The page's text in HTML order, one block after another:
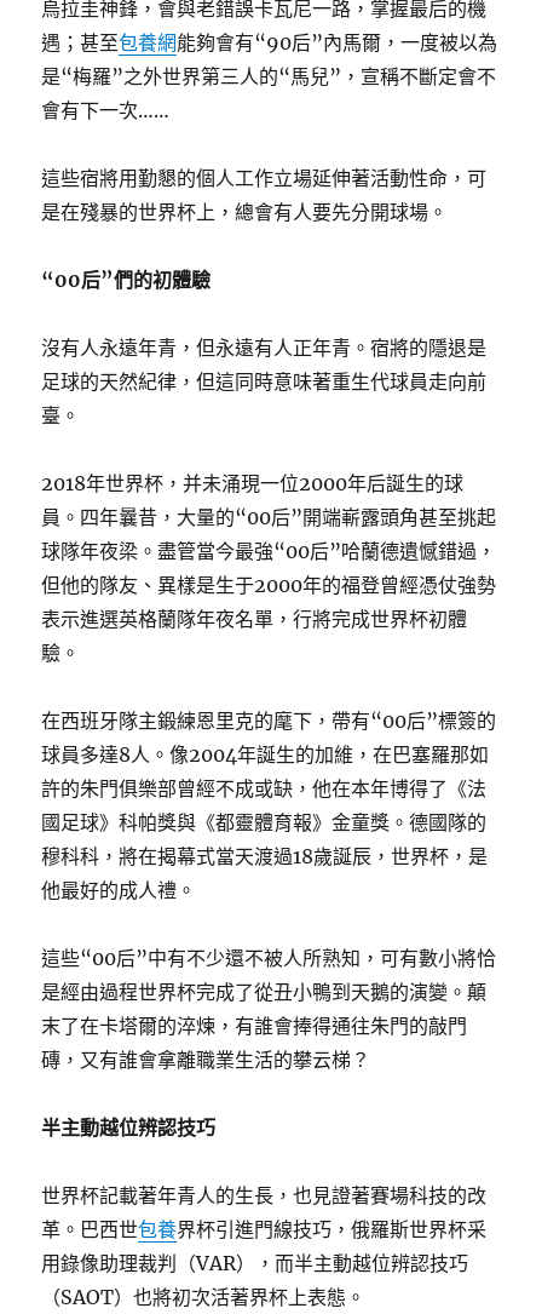
烏拉圭神鋒，會與老錯誤卡瓦尼一路，掌握最后的機
遇；甚至包養網能夠會有“90后”內馬爾，一度被以為
是“梅羅”之外世界第三人的“馬兒”，宣稱不斷定會不
會有下一次……
這些宿將用勤懇的個人工作立場延伸著活動性命，可
是在殘暴的世界杯上，總會有人要先分開球場。
“00后”們的初體驗
沒有人永遠年青，但永遠有人正年青。宿將的隱退是
足球的天然紀律，但這同時意味著重生代球員走向前
臺。
2018年世界杯，并未涌現一位2000年后誕生的球
員。四年曩昔，大量的“00后”開端嶄露頭角甚至挑起
球隊年夜梁。盡管當今最強“00后”哈蘭德遺憾錯過，
但他的隊友、異樣是生于2000年的福登曾經憑仗強勢
表示進選英格蘭隊年夜名單，行將完成世界杯初體
驗。
在西班牙隊主鍛練恩里克的麾下，帶有“00后”標簽的
球員多達8人。像2004年誕生的加維，在巴塞羅那如
許的朱門俱樂部曾經不成或缺，他在本年博得了《法
國足球》科帕獎與《都靈體育報》金童獎。德國隊的
穆科科，將在揭幕式當天渡過18歲誕辰，世界杯，是
他最好的成人禮。
這些“00后”中有不少還不被人所熟知，可有數小將恰
是經由過程世界杯完成了從丑小鴨到天鵝的演變。顛
末了在卡塔爾的淬煉，有誰會捧得通往朱門的敲門
磚，又有誰會拿離職業生活的攀云梯？
半主動越位辨認技巧
世界杯記載著年青人的生長，也見證著賽場科技的改
革。巴西世包養界杯引進門線技巧，俄羅斯世界杯采
用錄像助理裁判（VAR），而半主動越位辨認技巧
（SAOT）也將初次活著界杯上表態。